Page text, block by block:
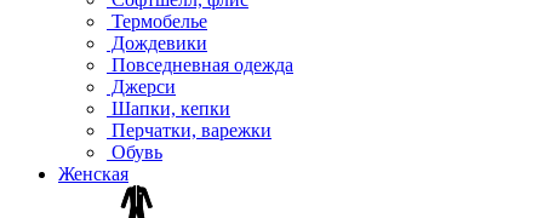
Термобелье
Дождевики
Повседневная одежда
Джерси
Шапки, кепки
Перчатки, варежки
Обувь
Женская